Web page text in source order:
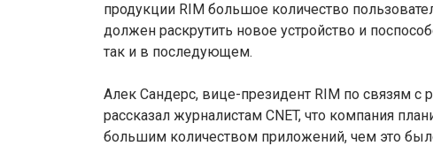
продукции RIM большое количество
должен раскрутить новое устройство и
так и в последующем.
Алек Сандерс, вице-президент RIM по связям с
рассказал журналистам CNET, что компания
большим количеством приложений, чем это